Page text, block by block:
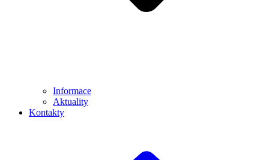
Informace
Aktuality
Kontakty